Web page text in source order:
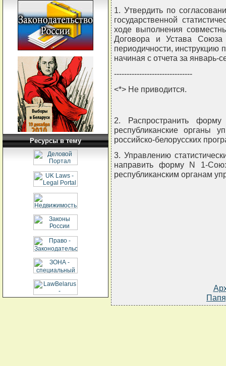
Ресурсы в тему
1. Утвердить по
государственной
ходе выполнения
Договора и Устава Союза
периодичности, инструкцию
начиная с отчета за январь-
-------------------------------
<*> Не приводится.
2. Распространить
республиканские органы
российско-белорусских
3. Управлению
направить форму N 1-
республиканским органам